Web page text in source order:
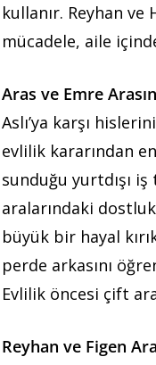
kullanır. Reyhan ve
mücadele, aile
Aras ve Emre
Aslı’ya karşı
evlilik kararından
sunduğu yurtdışı
aralarındaki
büyük bir hayal
perde arkasını
Evlilik öncesi çift
Reyhan ve Figen